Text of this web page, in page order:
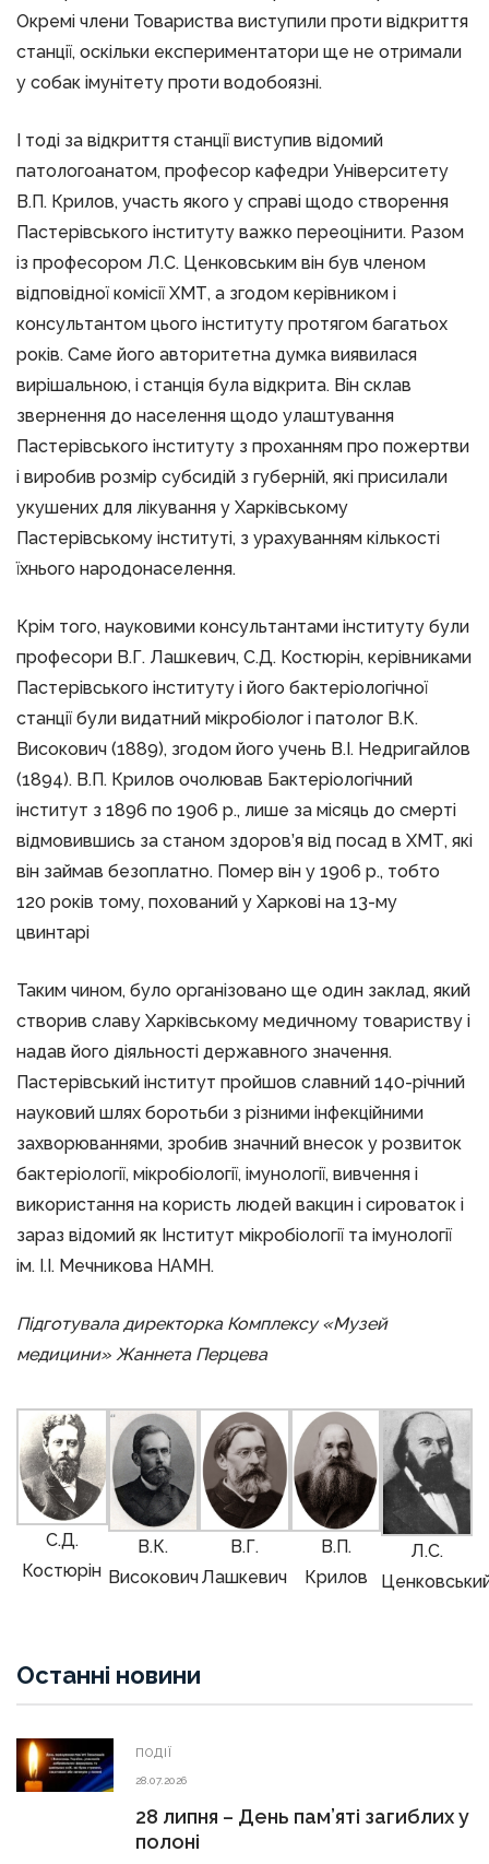
Окремі члени Товариства виступили проти відкриття
станції, оскільки експериментатори ще не отримали
у собак імунітету проти водобоязні.
І тоді за відкриття станції виступив відомий
патологоанатом, професор кафедри Університету
В.П. Крилов, участь якого у справі щодо створення
Пастерівського інституту важко переоцінити. Разом
із професором Л.С. Ценковським він був членом
відповідної комісії ХМТ, а згодом керівником і
консультантом цього інституту протягом багатьох
років. Саме його авторитетна думка виявилася
вирішальною, і станція була відкрита. Він склав
звернення до населення щодо улаштування
Пастерівського інституту з проханням про пожертви
і виробив розмір субсидій з губерній, які присилали
укушених для лікування у Харківському
Пастерівському інституті, з урахуванням кількості
їхнього народонаселення.
Крім того, науковими консультантами інституту були
професори В.Г. Лашкевич, С.Д. Костюрін, керівниками
Пастерівського інституту і його бактеріологічної
станції були видатний мікробіолог і патолог В.К.
Високович (1889), згодом його учень В.І. Недригайлов
(1894). В.П. Крилов очолював Бактеріологічний
інститут з 1896 по 1906 р., лише за місяць до смерті
відмовившись за станом здоров’я від посад в ХМТ, які
він займав безоплатно. Помер він у 1906 р., тобто
120 років тому, похований у Харкові на 13-му
цвинтарі
Таким чином, було організовано ще один заклад, який
створив славу Харківському медичному товариству і
надав його діяльності державного значення.
Пастерівський інститут пройшов славний 140-річний
науковий шлях боротьби з різними інфекційними
захворюваннями, зробив значний внесок у розвиток
бактеріології, мікробіології, імунології, вивчення і
використання на користь людей вакцин і сироваток і
зараз відомий як Інститут мікробіології та імунології
ім. І.І. Мечникова НАМН.
Підготувала директорка Комплексу «Музей
медицини» Жаннета Перцева
С.Д.
Костюрін
В.К.
Високович
В.Г.
Лашкевич
В.П.
Крилов
Л.С.
Останні новини
ПОДІЇ
28.07.2026
28 липня – День пам’яті загиблих у
полоні